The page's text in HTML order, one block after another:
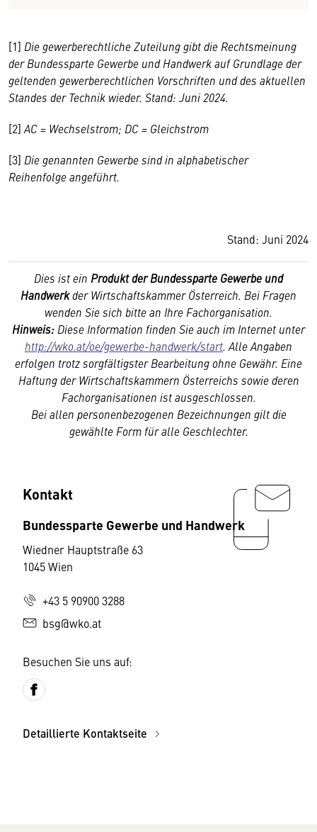
[1] Die gewerberechtliche Zuteilung gibt die Rechtsmeinung
der Bundessparte Gewerbe und Handwerk auf Grundlage der
geltenden gewerberechtlichen Vorschriften und des aktuellen
Standes der Technik wieder. Stand: Juni 2024.
[2] AC = Wechselstrom; DC = Gleichstrom
[3] Die genannten Gewerbe sind in alphabetischer
Reihenfolge angeführt.
Stand: Juni 2024
Dies ist ein Produkt der Bundessparte Gewerbe und
Handwerkder Wirtschaftskammer Österreich. Bei Fragen
wenden Sie sich bitte an Ihre Fachorganisation.
Hinweis: Diese Information finden Sie auch im Internet unter
http://wko.at/oe/gewerbe-handwerk/start. Alle Angaben
erfolgen trotz sorgfältigster Bearbeitung ohne Gewähr. Eine
Haftung der Wirtschaftskammern Österreichs sowie deren
Fachorganisationen ist ausgeschlossen.
Bei allen personenbezogenen Bezeichnungen gilt die
gewählte Form für alle Geschlechter.
Kontakt
Bundessparte Gewerbe und Handwerk
Wiedner Hauptstraße 63
1045 Wien
+43 5 90900 3288
bsg@wko.at
Besuchen Sie uns auf:
Detaillierte Kontaktseite